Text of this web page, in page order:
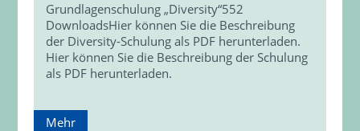
Grundlagenschulung „Diversity“552
DownloadsHier können Sie die Beschreibung
der Diversity-Schulung als PDF herunterladen.
Hier können Sie die Beschreibung der Schulung
als PDF herunterladen.
Mehr